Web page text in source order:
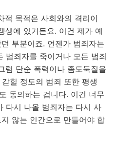
적 목적은 사회와의 격리이
생에 있거든요. 이건 제가 예
부분이죠. 언젠가 범죄자는
범죄자를 죽이거나 모든 범죄
럼 단순 폭력이나 좀도둑질을
힐 정도의 범죄 또한 평생
동의하는 겁니다. 이건 너무
다시 나올 범죄자는 다시 사
않는 인간으로 만들어야 합